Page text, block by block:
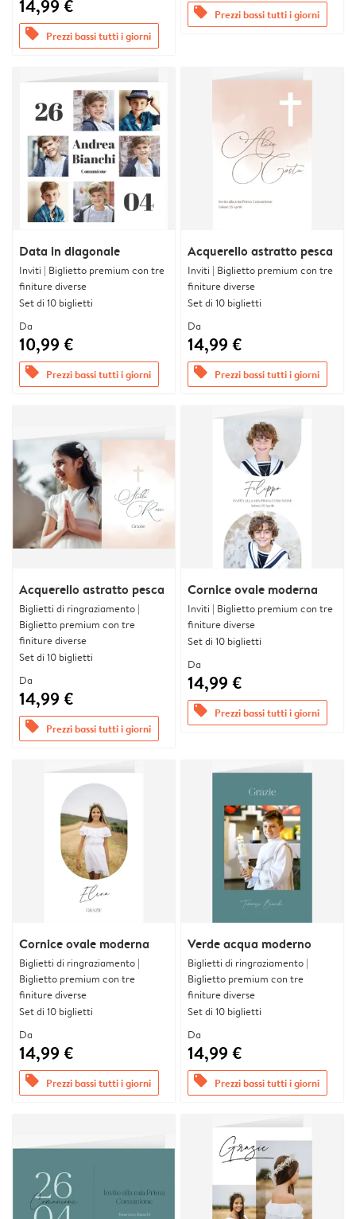
14,99 €
offers Prezzi bassi tutti i giorni
offers Prezzi bassi tutti i giorni
Data in diagonale
Inviti | Biglietto premium con tre
finiture diverse
Set di 10 biglietti
Da
10,99 €
offers Prezzi bassi tutti i giorni
Acquerello astratto pesca
Inviti | Biglietto premium con tre
finiture diverse
Set di 10 biglietti
Da
14,99 €
offers Prezzi bassi tutti i giorni
Acquerello astratto pesca
Biglietti di ringraziamento |
Biglietto premium con tre
finiture diverse
Set di 10 biglietti
Da
14,99 €
offers Prezzi bassi tutti i giorni
Cornice ovale moderna
Inviti | Biglietto premium con tre
finiture diverse
Set di 10 biglietti
Da
14,99 €
offers Prezzi bassi tutti i giorni
Cornice ovale moderna
Biglietti di ringraziamento |
Biglietto premium con tre
finiture diverse
Set di 10 biglietti
Da
14,99 €
offers Prezzi bassi tutti i giorni
Verde acqua moderno
Biglietti di ringraziamento |
Biglietto premium con tre
finiture diverse
Set di 10 biglietti
Da
14,99 €
offers Prezzi bassi tutti i giorni